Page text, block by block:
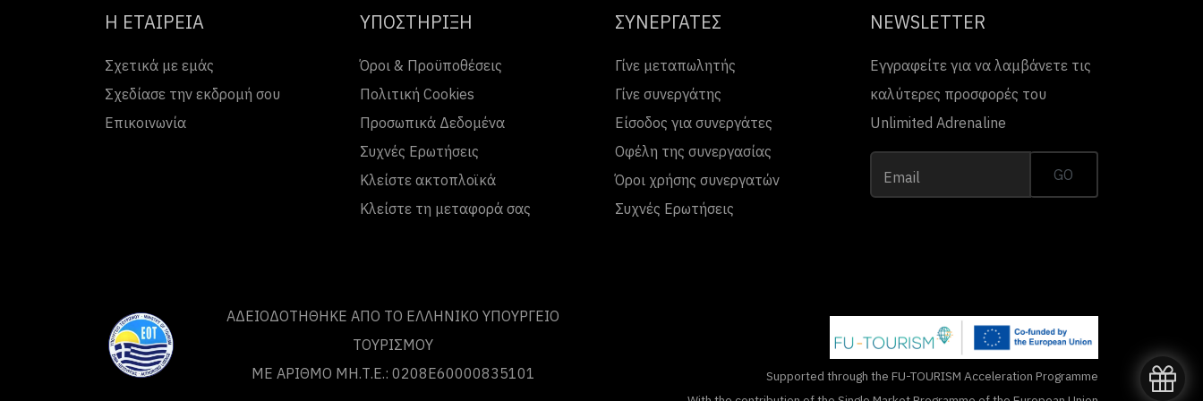
Η ΕΤΑΙΡΕΙΑ
Σχετικά με εμάς
Σχεδίασε την εκδρομή σου
Επικοινωνία
ΥΠΟΣΤΗΡΙΞΗ
Όροι & Προϋποθέσεις
Πολιτική Cookies
Προσωπικά Δεδομένα
Συχνές Ερωτήσεις
Κλείστε ακτοπλοϊκά
Κλείστε τη μεταφορά σας
ΣΥΝΕΡΓΑΤΕΣ
Γίνε μεταπωλητής
Γίνε συνεργάτης
Είσοδος για συνεργάτες
Οφέλη της συνεργασίας
Όροι χρήσης συνεργατών
Συχνές Ερωτήσεις
NEWSLETTER
Εγγραφείτε για να λαμβάνετε τις
καλύτερες προσφορές του
Unlimited Adrenaline
Email GO
ΑΔΕΙΟΔΟΤΗΘΗΚΕ ΑΠΟ ΤO ΕΛΛΗΝΙΚΟ ΥΠΟΥΡΓΕΙΟ
ΤΟΥΡΙΣΜΟΥ
ΜΕ ΑΡΙΘΜΟ ΜΗ.Τ.Ε.: 0208Ε60000835101
Supported through the FU-TOURISM Acceleration Programme